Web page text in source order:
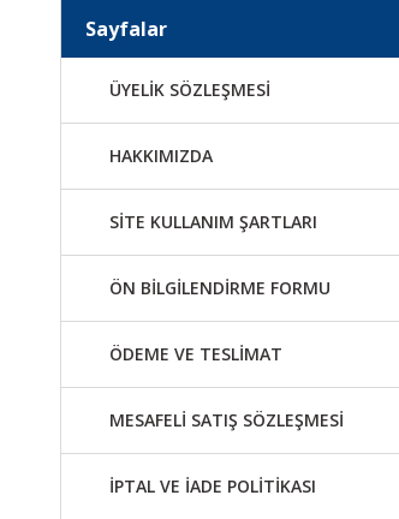
Sayfalar
ÜYELİK SÖZLEŞMESİ
HAKKIMIZDA
SİTE KULLANIM ŞARTLARI
ÖN BİLGİLENDİRME FORMU
ÖDEME VE TESLİMAT
MESAFELİ SATIŞ SÖZLEŞMESİ
İPTAL VE İADE POLİTİKASI